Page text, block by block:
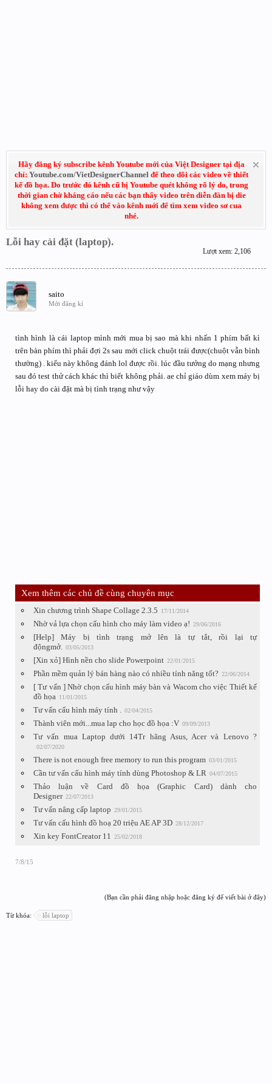
Hãy đăng ký subscribe kênh Youtube mới của Việt Designer tại địa
chỉ: Youtube.com/VietDesignerChannel để theo dõi các video về thiết
kế đồ họa. Do trước đó kênh cũ bị Youtube quét không rõ lý do, trong
thời gian chờ kháng cáo nếu các bạn thấy video trên diễn đàn bị die
không xem được thì có thể vào kênh mới để tìm xem video sơ cua
nhé.
Lỗi hay cài đặt (laptop).
Lượt xem: 2,106
saito
Mới đăng kí
tình hình là cái laptop mình mới mua bị sao mà khi nhấn 1 phím bất kì
trên bàn phím thì phải đợi 2s sau mới click chuột trái được(chuột vẫn bình
thường) . kiểu này không đánh lol được rồi. lúc đầu tưởng do mạng nhưng
sau đó test thử cách khác thì biết không phải. ae chỉ giáo dùm xem máy bị
lỗi hay do cài đặt mà bị tình trạng như vậy
Xem thêm các chủ đề cùng chuyên mục
Xin chương trình Shape Collage 2.3.5 17/11/2014
Nhờ vả lựa chọn cấu hình cho máy làm video ạ! 29/06/2016
[Help] Máy bị tình trạng mở lên là tự tắt, rồi lại tự
độngmở. 03/05/2013
[Xin xỏ] Hình nền cho slide Powerpoint 22/01/2015
Phần mềm quản lý bán hàng nào có nhiều tính năng tốt? 22/06/2014
[ Tư vấn ] Nhờ chọn cấu hình máy bàn và Wacom cho việc Thiết kế
đồ họa 11/01/2015
Tư vấn cấu hình máy tính . 02/04/2015
Thành viên mới...mua lap cho học đồ họa :V 09/09/2013
Tư vấn mua Laptop dưới 14Tr hãng Asus, Acer và Lenovo ?
02/07/2020
There is not enough free memory to run this program 03/01/2015
Cần tư vấn cấu hình máy tính dùng Photoshop & LR 04/07/2015
Thảo luận về Card đồ họa (Graphic Card) dành cho
Designer 22/07/2013
Tư vấn nâng cấp laptop 29/01/2015
Tư vấn cấu hình đồ hoạ 20 triệu AE AP 3D 28/12/2017
Xin key FontCreator 11 25/02/2018
7/8/15
(Bạn cần phải đăng nhập hoặc đăng ký để viết bài ở đây)
Từ khóa: lỗi laptop